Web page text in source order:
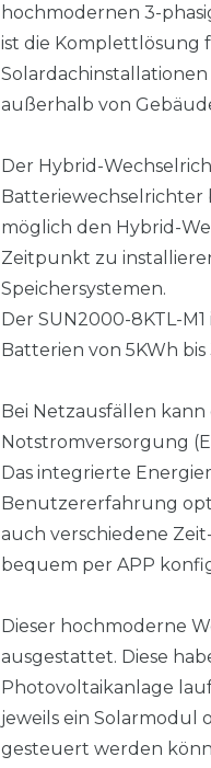
hochmodernen 3-
ist die Komplettlösung
außerhalb von
Der Hybrid-
Batteriewechselrichter
möglich den Hybrid-
Zeitpunkt zu
Speichersystemen.
Der SUN2000-8KTL-
Batterien von 5KWh
Bei Netzausfällen
Notstromversorgung
Das integrierte
Benutzererfahrung
auch verschiedene
bequem per APP
Dieser hochmoderne
ausgestattet. Diese
Photovoltaikanlage
jeweils ein Solarmodul
gesteuert werden